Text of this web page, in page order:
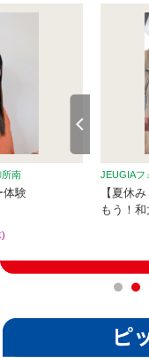
所南
体験
JEUGIAフ
【夏休
もう！